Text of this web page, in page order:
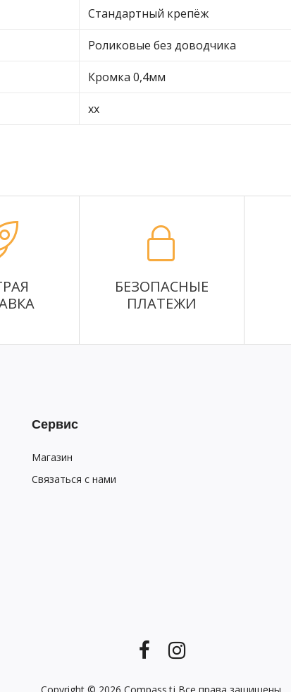
Стандартный крепёж
Роликовые без доводчика
Кромка 0,4мм
хх
БЕЗОПАСНЫЕ
ПЛАТЕЖИ
Сервис
Магазин
Связаться с нами